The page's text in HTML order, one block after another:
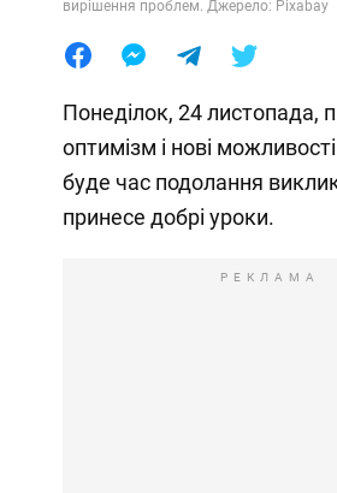
вирішення проблем. Джерело: Pixabay
Понеділок, 24 листопада,
оптимізм і нові
буде час подолання
принесе добрі уроки.
РЕКЛАМА